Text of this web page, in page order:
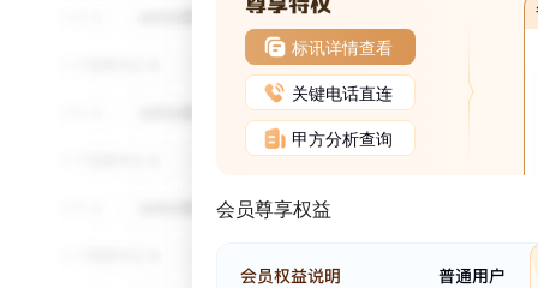
标讯详情查看
关键电话直连
甲方分析查询
会员尊享权益